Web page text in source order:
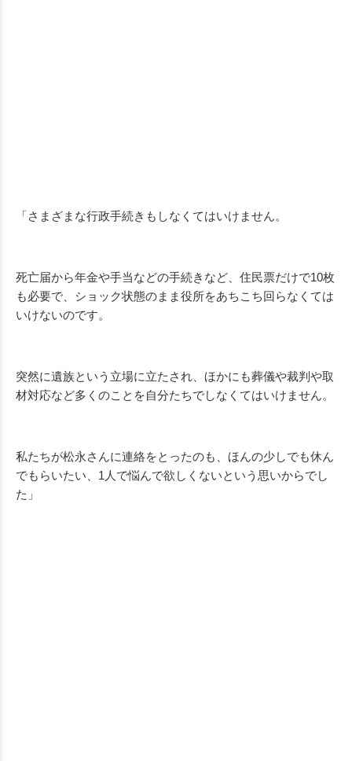
「さまざまな行政手続きもしなくてはいけません。
死亡届から年金や手当などの手続きなど、住民票だけで10枚
も必要で、ショック状態のまま役所をあちこち回らなくては
いけないのです。
突然に遺族という立場に立たされ、ほかにも葬儀や裁判や取
材対応など多くのことを自分たちでしなくてはいけません。
私たちが松永さんに連絡をとったのも、ほんの少しでも休ん
でもらいたい、1人で悩んで欲しくないという思いからでし
た」